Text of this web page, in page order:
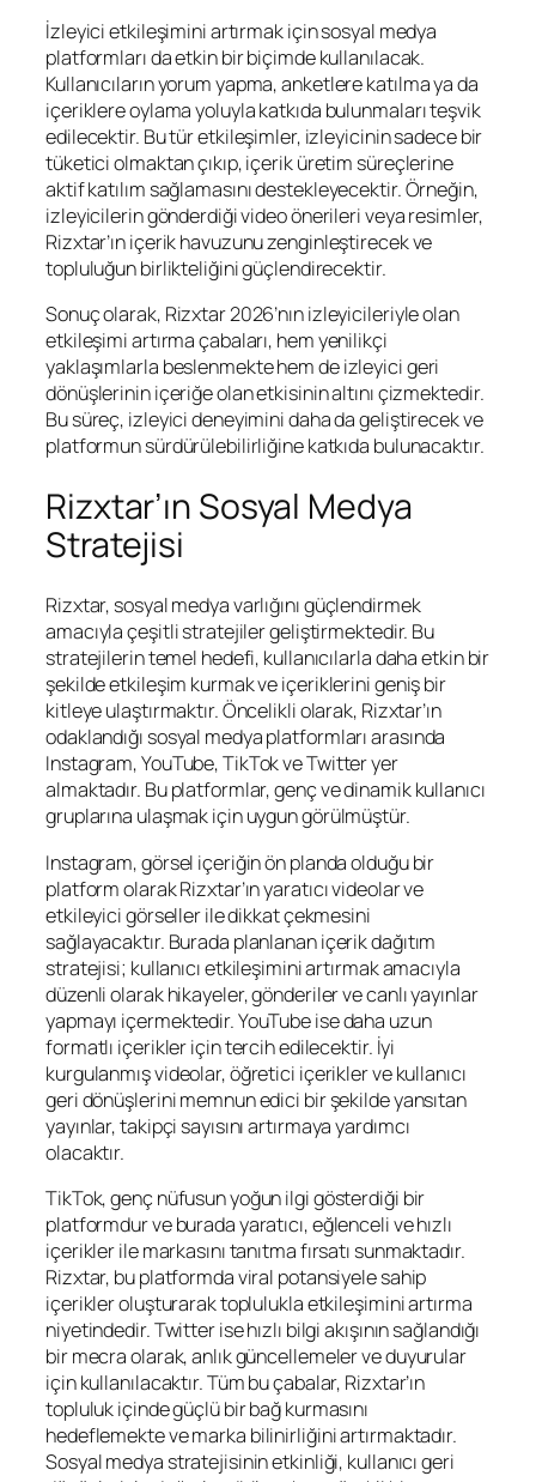
İzleyici etkileşimini artırmak için sosyal medya
platformları da etkin bir biçimde kullanılacak.
Kullanıcıların yorum yapma, anketlere katılma ya da
içeriklere oylama yoluyla katkıda bulunmaları teşvik
edilecektir. Bu tür etkileşimler, izleyicinin sadece bir
tüketici olmaktan çıkıp, içerik üretim süreçlerine
aktif katılım sağlamasını destekleyecektir. Örneğin,
izleyicilerin gönderdiği video önerileri veya resimler,
Rizxtar’ın içerik havuzunu zenginleştirecek ve
topluluğun birlikteliğini güçlendirecektir.
Sonuç olarak, Rizxtar 2026’nın izleyicileriyle olan
etkileşimi artırma çabaları, hem yenilikçi
yaklaşımlarla beslenmekte hem de izleyici geri
dönüşlerinin içeriğe olan etkisinin altını çizmektedir.
Bu süreç, izleyici deneyimini daha da geliştirecek ve
platformun sürdürülebilirliğine katkıda bulunacaktır.
Rizxtar’ın Sosyal Medya
Stratejisi
Rizxtar, sosyal medya varlığını güçlendirmek
amacıyla çeşitli stratejiler geliştirmektedir. Bu
stratejilerin temel hedefi, kullanıcılarla daha etkin bir
şekilde etkileşim kurmak ve içeriklerini geniş bir
kitleye ulaştırmaktır. Öncelikli olarak, Rizxtar’ın
odaklandığı sosyal medya platformları arasında
Instagram, YouTube, TikTok ve Twitter yer
almaktadır. Bu platformlar, genç ve dinamik kullanıcı
gruplarına ulaşmak için uygun görülmüştür.
Instagram, görsel içeriğin ön planda olduğu bir
platform olarak Rizxtar’ın yaratıcı videolar ve
etkileyici görseller ile dikkat çekmesini
sağlayacaktır. Burada planlanan içerik dağıtım
stratejisi; kullanıcı etkileşimini artırmak amacıyla
düzenli olarak hikayeler, gönderiler ve canlı yayınlar
yapmayı içermektedir. YouTube ise daha uzun
formatlı içerikler için tercih edilecektir. İyi
kurgulanmış videolar, öğretici içerikler ve kullanıcı
geri dönüşlerini memnun edici bir şekilde yansıtan
yayınlar, takipçi sayısını artırmaya yardımcı
olacaktır.
TikTok, genç nüfusun yoğun ilgi gösterdiği bir
platformdur ve burada yaratıcı, eğlenceli ve hızlı
içerikler ile markasını tanıtma fırsatı sunmaktadır.
Rizxtar, bu platformda viral potansiyele sahip
içerikler oluşturarak toplulukla etkileşimini artırma
niyetindedir. Twitter ise hızlı bilgi akışının sağlandığı
bir mecra olarak, anlık güncellemeler ve duyurular
için kullanılacaktır. Tüm bu çabalar, Rizxtar’ın
topluluk içinde güçlü bir bağ kurmasını
hedeflemekte ve marka bilinirliğini artırmaktadır.
Sosyal medya stratejisinin etkinliği, kullanıcı geri